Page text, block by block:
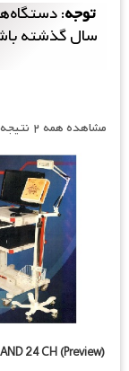
توجه
سال گذشته
مشاهده همه ۲ نتیجه
24 CH (Preview)